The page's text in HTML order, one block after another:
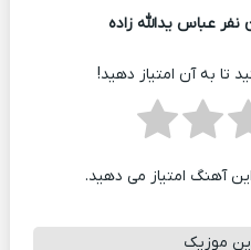
تا به آن امتیاز دهید!
آهنگ امتیاز می دهید.
موزیک